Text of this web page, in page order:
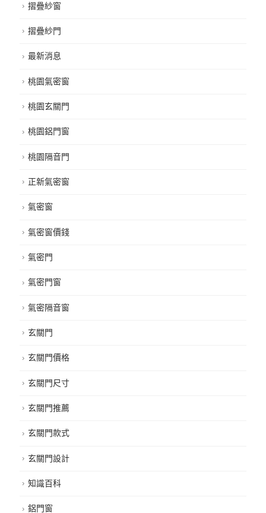
摺疊紗窗
摺疊紗門
最新消息
桃園氣密窗
桃園玄關門
桃園鋁門窗
桃園隔音門
正新氣密窗
氣密窗
氣密窗價錢
氣密門
氣密門窗
氣密隔音窗
玄關門
玄關門價格
玄關門尺寸
玄關門推薦
玄關門款式
玄關門設計
知識百科
鋁門窗